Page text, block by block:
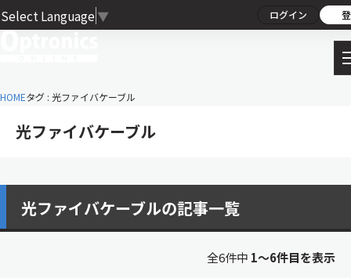
Select Language ▼ ログイン
HOMEタグ : 光ファイバケーブル
光ファイバケーブル
光ファイバケーブルの記事一覧
全6件中 1〜6件目を表示